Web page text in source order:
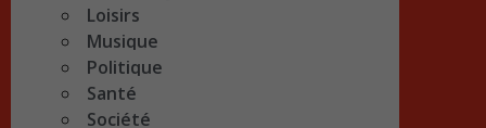
Loisirs
Musique
Politique
Santé
Société